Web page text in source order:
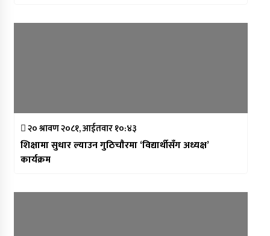
२० श्रावण २०८१, आईतवार १०:४३
शिक्षामा सुधार ल्याउन गुठिचाैरमा ‘विद्यार्थीसँग अध्यक्ष’
कार्यक्रम